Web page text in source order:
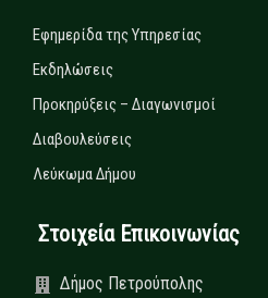
Εφημερίδα της Υπηρεσίας
Εκδηλώσεις
Προκηρύξεις – Διαγωνισμοί
Διαβουλεύσεις
Λεύκωμα Δήμου
Στοιχεία Επικοινωνίας
Δήμος Πετρούπολης